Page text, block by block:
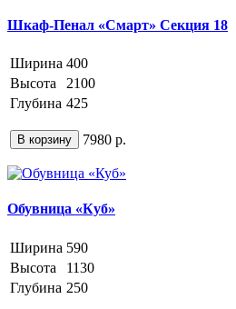
Шкаф-Пенал «Смарт» Секция 18
Ширина 400
Высота
2100
Глубина 425
В корзину 7980 р.
Обувница «Куб»
Ширина 590
Высота
1130
Глубина 250